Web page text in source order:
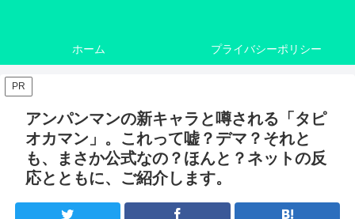
ホーム プライバシーポリシー
PR
アンパンマンの新キャラと噂される「タピ
オカマン」。これって嘘？デマ？それと
も、まさか公式なの？ほんと？ネットの反
応とともに、ご紹介します。